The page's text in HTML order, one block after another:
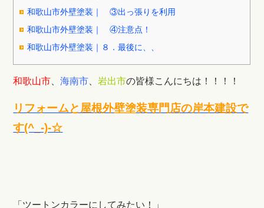
和歌山市外壁塗装｜ ③出っ張りを利用
和歌山市外壁塗装｜ ④注意点！
和歌山市外壁塗装｜８．最後に、、
和歌山市 、海南市 、岩出市の皆様こんにちは！！！！
リフォームと屋根外壁塗装専門店の岸本建設で
す(^_-)-☆
「ツートンカラーにしてみたい！」